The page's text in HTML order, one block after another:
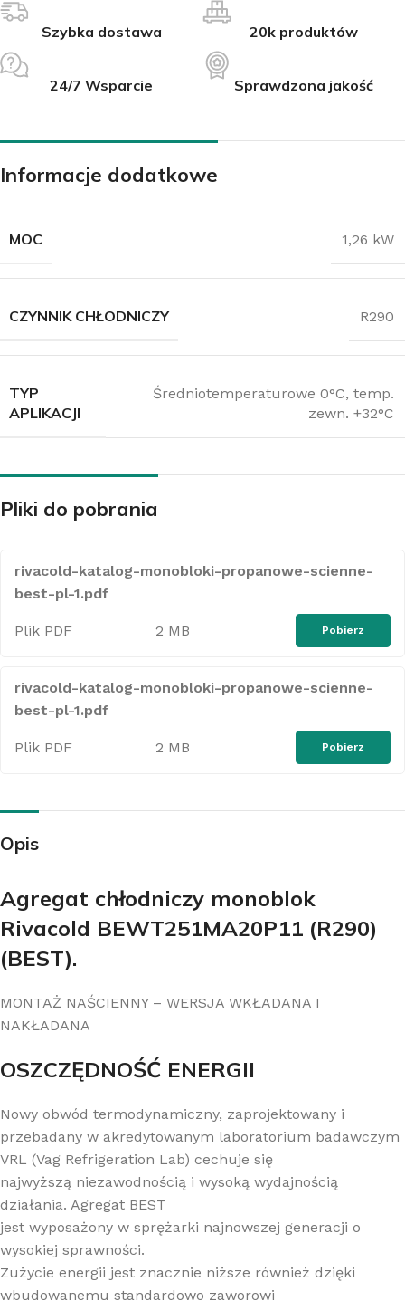
Szybka dostawa 20k produktów
24/7 Wsparcie Sprawdzona jakość
Informacje dodatkowe
MOC 1,26 kW
CZYNNIK CHŁODNICZY R290
TYP
APLIKACJI
Średniotemperaturowe 0°C, temp.
zewn. +32°C
Pliki do pobrania
rivacold-katalog-monobloki-propanowe-scienne-
best-pl-1.pdf
Plik PDF 2 MB Pobierz
rivacold-katalog-monobloki-propanowe-scienne-
best-pl-1.pdf
Plik PDF 2 MB Pobierz
Opis
Agregat chłodniczy monoblok
Rivacold BEWT251MA20P11 (R290)
(BEST).
MONTAŻ NAŚCIENNY – WERSJA WKŁADANA I
NAKŁADANA
OSZCZĘDNOŚĆ ENERGII
Nowy obwód termodynamiczny, zaprojektowany i
przebadany w akredytowanym laboratorium badawczym
VRL (Vag Refrigeration Lab) cechuje się
najwyższą niezawodnością i wysoką wydajnością
działania. Agregat BEST
jest wyposażony w sprężarki najnowszej generacji o
wysokiej sprawności.
Zużycie energii jest znacznie niższe również dzięki
wbudowanemu standardowo zaworowi